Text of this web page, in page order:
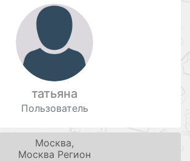
татьяна
Пользователь
Москва,
Москва Регион